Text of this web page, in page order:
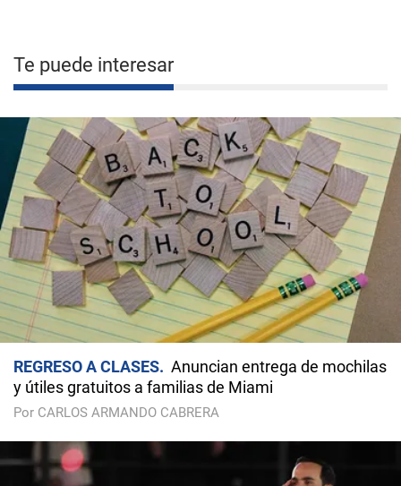
Te puede interesar
REGRESO A CLASES
Anuncian entrega de mochilas
y útiles gratuitos a familias de Miami
Por CARLOS ARMANDO CABRERA